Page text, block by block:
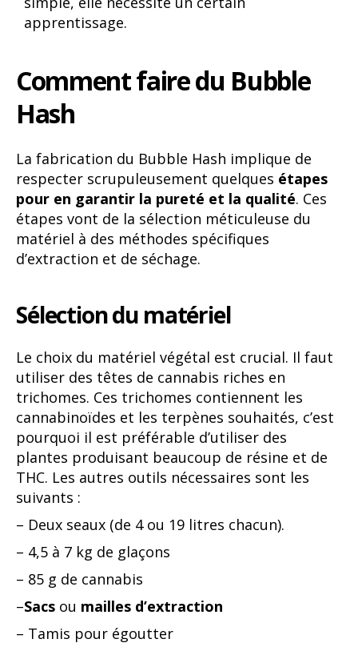
apprentissage.
Comment faire du Bubble
Hash
La fabrication du Bubble Hash implique de
respecter scrupuleusement quelques étapes
pour en garantir la pureté et la qualité. Ces
étapes vont de la sélection méticuleuse du
matériel à des méthodes spécifiques
d’extraction et de séchage.
Sélection du matériel
Le choix du matériel végétal est crucial. Il faut
utiliser des têtes de cannabis riches en
trichomes. Ces trichomes contiennent les
cannabinoïdes et les terpènes souhaités, c’est
pourquoi il est préférable d’utiliser des
plantes produisant beaucoup de résine et de
THC. Les autres outils nécessaires sont les
suivants :
– Deux seaux (de 4 ou 19 litres chacun).
– 4,5 à 7 kg de glaçons
– 85 g de cannabis
–Sacs ou mailles d’extraction
– Tamis pour égoutter